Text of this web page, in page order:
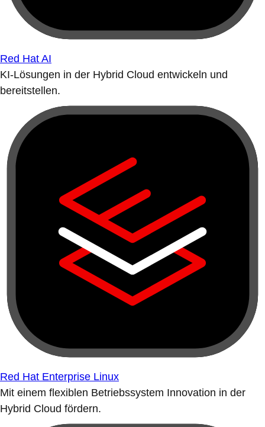
Red Hat AI
KI-Lösungen in der Hybrid Cloud entwickeln und
bereitstellen.
Red Hat Enterprise Linux
Mit einem flexiblen Betriebssystem Innovation in der
Hybrid Cloud fördern.